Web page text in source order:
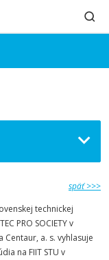
späť >>>
technickej
PRO SOCIETY v
a. s. vyhlasuje
na FIIT STU v